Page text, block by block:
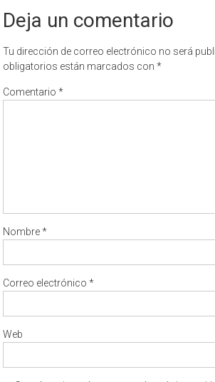
Deja un comentario
Tu dirección de correo electrónico no será
obligatorios están marcados con*
Comentario*
Nombre*
Correo electrónico*
Web